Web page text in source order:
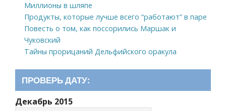
Миллионы в шляпе
Продукты, которые лучше всего “работают” в паре
Повесть о том, как поссорились Маршак и
Чуковский
Тайны прорицаний Дельфийского оракула
ПРОВЕРЬ ДАТУ:
Декабрь 2015